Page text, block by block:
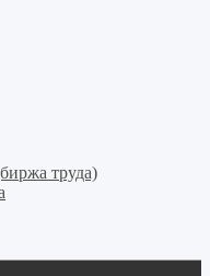
труда)